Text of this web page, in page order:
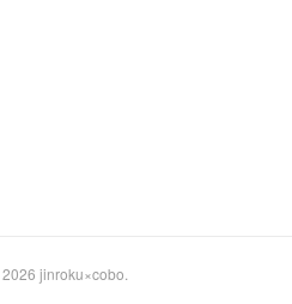
2026 jinroku×cobo.